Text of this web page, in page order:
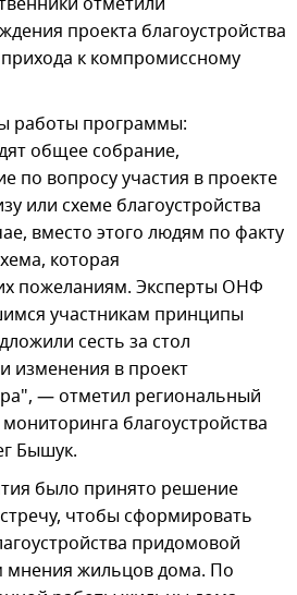
проекта благоустройства
к компромиссному
работы программы:
общее собрание,
по вопросу участия в проекте
или схеме благоустройства
вместо этого людям по факту
которая
пожеланиям. Эксперты ОНФ
участникам принципы
сесть за стол
изменения в проект
— отметил региональный
благоустройства
Бышук.
было принято решение
чтобы сформировать
придомовой
мнения жильцов дома. По